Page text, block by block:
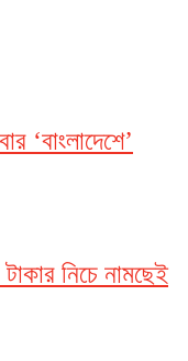
‘বাংলাদেশে’
নিচে নামছেই